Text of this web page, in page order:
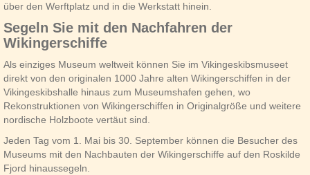
über den Werftplatz und in die Werkstatt hinein.
Segeln Sie mit den Nachfahren der
Wikingerschiffe
Als einziges Museum weltweit können Sie im Vikingeskibsmuseet
direkt von den originalen 1000 Jahre alten Wikingerschiffen in der
Vikingeskibshalle hinaus zum Museumshafen gehen, wo
Rekonstruktionen von Wikingerschiffen in Originalgröße und weitere
nordische Holzboote vertäut sind.
Jeden Tag vom 1. Mai bis 30. September können die Besucher des
Museums mit den Nachbauten der Wikingerschiffe auf den Roskilde
Fjord hinaussegeln.